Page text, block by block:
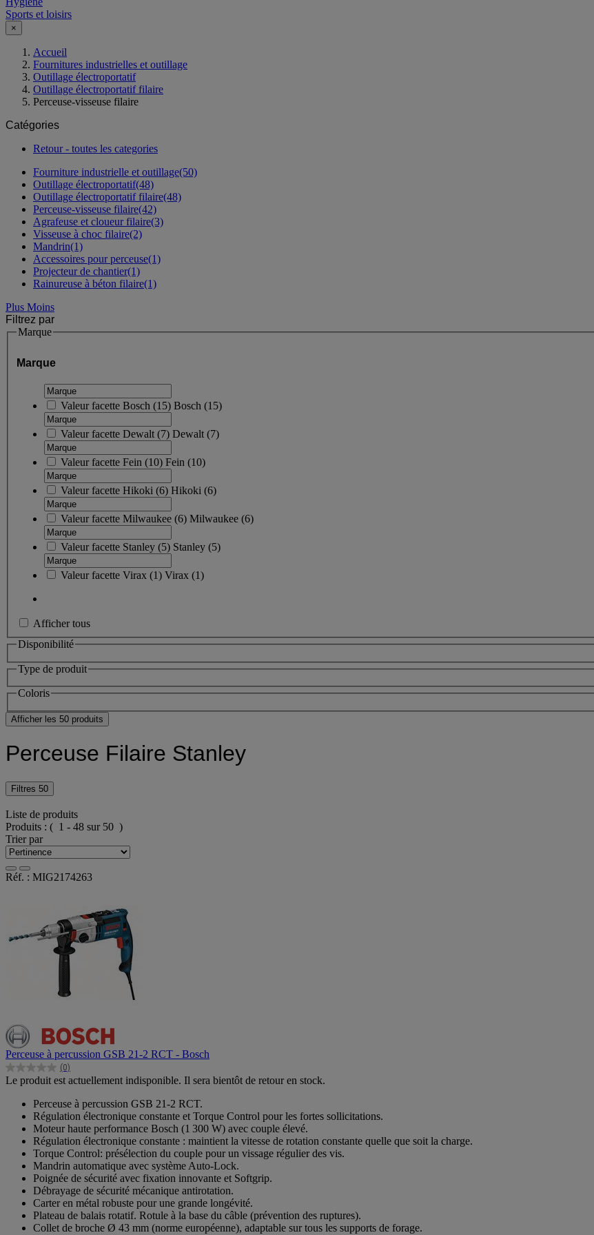
Sports et loisirs
×
Accueil
Fournitures industrielles et outillage
Outillage électroportatif
Outillage électroportatif filaire
Perceuse-visseuse filaire
Catégories
Retour - toutes les categories
Fourniture industrielle et outillage(50)
Outillage électroportatif(48)
Outillage électroportatif filaire(48)
Perceuse-visseuse filaire(42)
Agrafeuse et cloueur filaire(3)
Visseuse à choc filaire(2)
Mandrin(1)
Accessoires pour perceuse(1)
Projecteur de chantier(1)
Rainureuse à béton filaire(1)
Plus Moins
Filtrez par
Marque
Marque
Valeur facette Bosch (15) Bosch (15)
Valeur facette Dewalt (7) Dewalt (7)
Valeur facette Fein (10) Fein (10)
Valeur facette Hikoki (6) Hikoki (6)
Valeur facette Milwaukee (6) Milwaukee (6)
Valeur facette Stanley (5) Stanley (5)
Valeur facette Virax (1) Virax (1)
Afficher tous
Disponibilité
Type de produit
Coloris
Afficher les 50 produits
Perceuse Filaire Stanley
Filtres 50
Liste de produits
Produits : ( 1 - 48 sur 50 )
Trier par
Réf. : MIG2174263
Perceuse à percussion GSB 21-2 RCT - Bosch
(0)
0.0
sur
étoiles.
Le produit est actuellement indisponible. Il sera bientôt de retour en stock.
Perceuse à percussion GSB 21-2 RCT.
Régulation électronique constante et Torque Control pour les fortes sollicitations.
Moteur haute performance Bosch (1 300 W) avec couple élevé.
Régulation électronique constante : maintient la vitesse de rotation constante quelle que soit la charge.
Torque Control: présélection du couple pour un vissage régulier des vis.
Mandrin automatique avec système Auto-Lock.
Poignée de sécurité avec fixation innovante et Softgrip.
Débrayage de sécurité mécanique antirotation.
Carter en métal robuste pour une grande longévité.
Plateau de balais rotatif. Rotule à la base du câble (prévention des ruptures).
Collet de broche Ø 43 mm (norme européenne), adaptable sur tous les supports de forage.